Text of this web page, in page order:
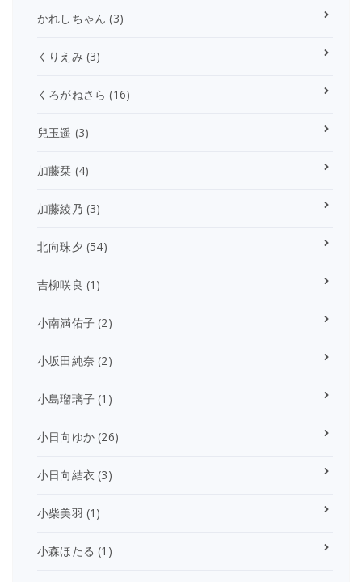
かれしちゃん (3)
くりえみ (3)
くろがねさら (16)
兒玉遥 (3)
加藤栞 (4)
加藤綾乃 (3)
北向珠夕 (54)
吉柳咲良 (1)
小南満佑子 (2)
小坂田純奈 (2)
小島瑠璃子 (1)
小日向ゆか (26)
小日向結衣 (3)
小柴美羽 (1)
小森ほたる (1)